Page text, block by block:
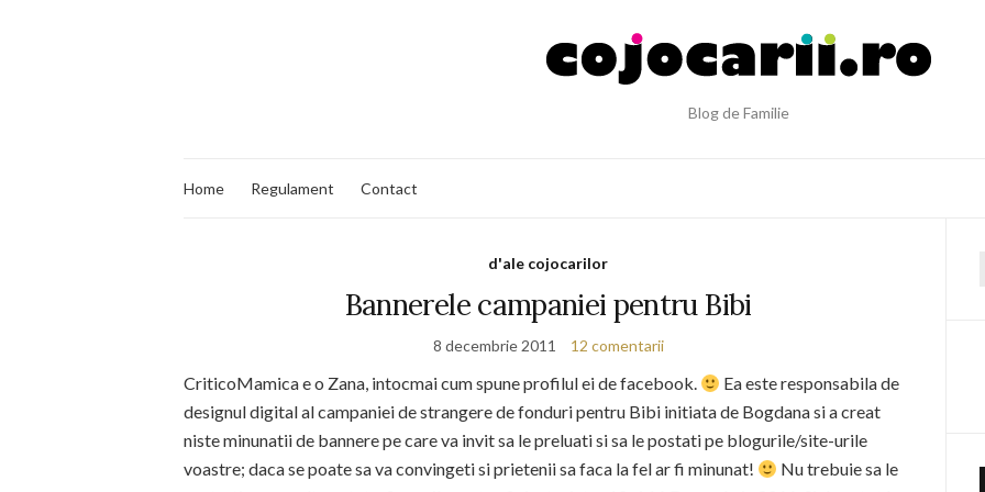
Blog de Familie
Home Regulament Contact
d'ale cojocarilor
Bannerele campaniei pentru Bibi
8 decembrie 2011 12 comentarii
CriticoMamica e o Zana, intocmai cum spune profilul ei de facebook.
Ea este responsabila de
designul digital al campaniei de strangere de fonduri pentru Bibi initiata de Bogdana si a creat
niste minunatii de bannere pe care va invit sa le preluati si sa le postati pe blogurile/site-urile
voastre; daca se poate sa va convingeti si prietenii sa faca la fel ar fi minunat!
Nu trebuie sa le